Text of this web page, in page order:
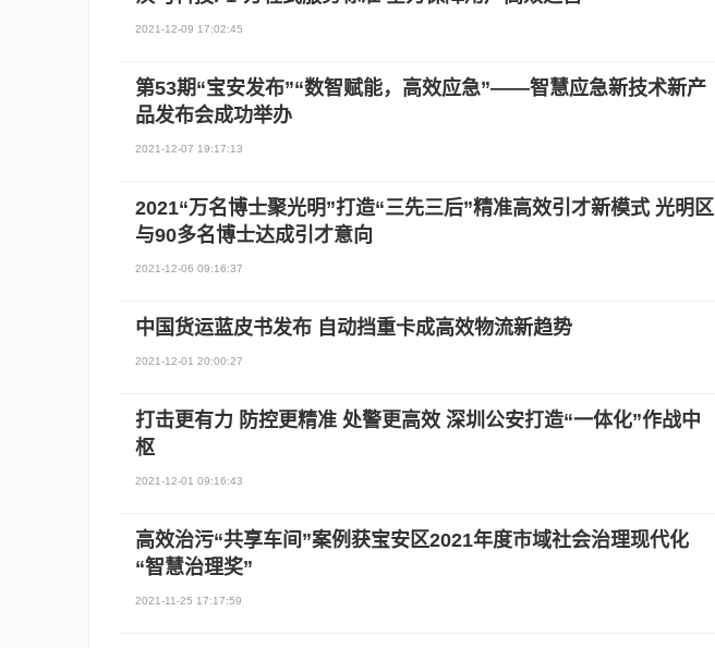
2021-12-09 17:02:45
第53期“宝安发布”“数智赋能，高效应急”——智慧应急新技术新产
品发布会成功举办
2021-12-07 19:17:13
2021“万名博士聚光明”打造“三先三后”精准高效引才新模式 光明区
与90多名博士达成引才意向
2021-12-06 09:16:37
中国货运蓝皮书发布 自动挡重卡成高效物流新趋势
2021-12-01 20:00:27
打击更有力 防控更精准 处警更高效 深圳公安打造“一体化”作战中
枢
2021-12-01 09:16:43
高效治污“共享车间”案例获宝安区2021年度市域社会治理现代化
“智慧治理奖”
2021-11-25 17:17:59